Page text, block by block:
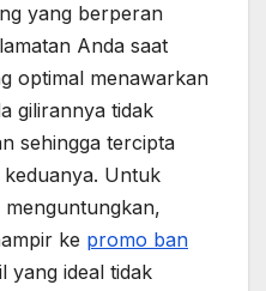
yang berperan
Anda saat
optimal menawarkan
gilirannya tidak
sehingga tercipta
keduanya. Untuk
ke promo ban
yang ideal tidak